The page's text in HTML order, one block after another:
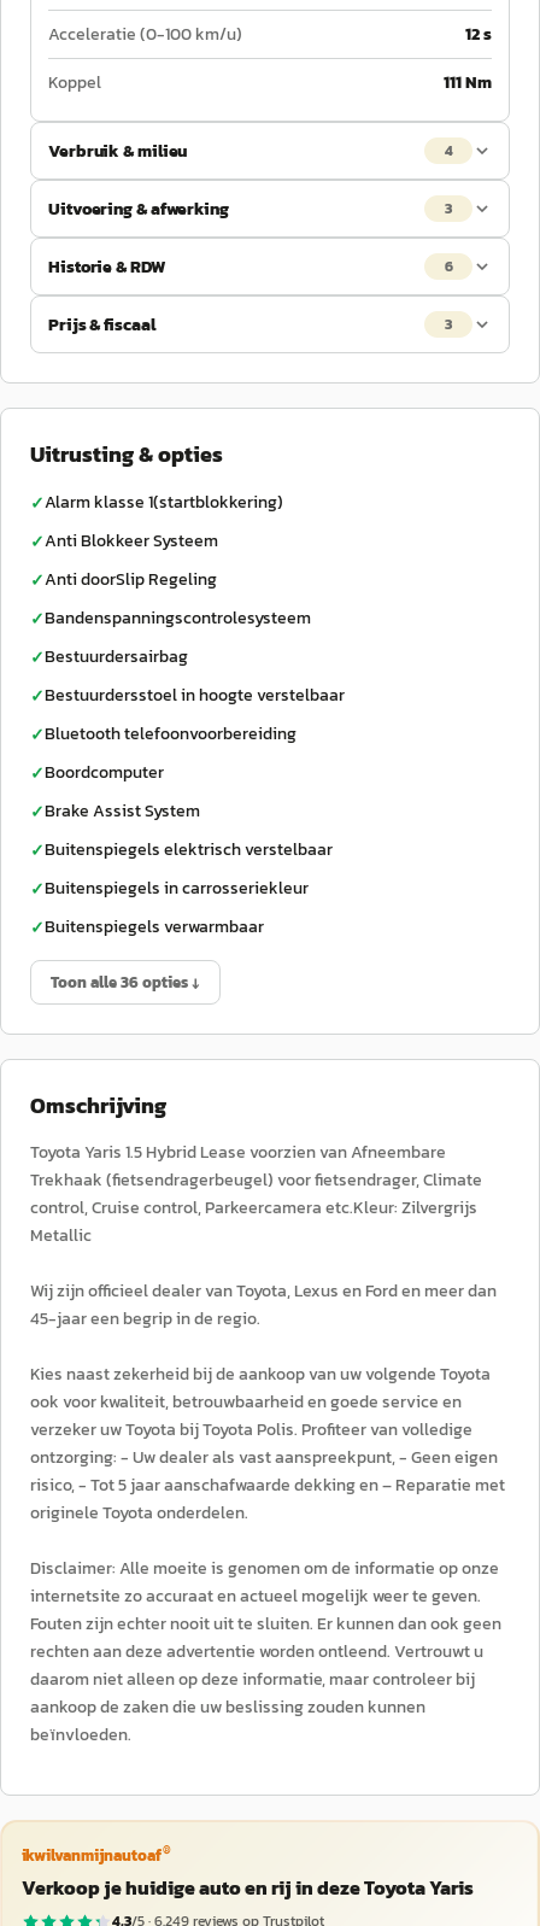
Acceleratie (0-100 km/u)
12 s
Koppel
111 Nm
Verbruik & milieu 4
Uitvoering & afwerking 3
Historie & RDW 6
Prijs & fiscaal 3
Uitrusting & opties
✓Alarm klasse 1(startblokkering)
✓Anti Blokkeer Systeem
✓Anti doorSlip Regeling
✓Bandenspanningscontrolesysteem
✓Bestuurdersairbag
✓Bestuurdersstoel in hoogte verstelbaar
✓Bluetooth telefoonvoorbereiding
✓Boordcomputer
✓Brake Assist System
✓Buitenspiegels elektrisch verstelbaar
✓Buitenspiegels in carrosseriekleur
✓Buitenspiegels verwarmbaar
Toon alle 36 opties ↓
Omschrijving
Toyota Yaris 1.5 Hybrid Lease voorzien van Afneembare
Trekhaak (fietsendragerbeugel) voor fietsendrager, Climate
control, Cruise control, Parkeercamera etc.Kleur: Zilvergrijs
Metallic
Wij zijn officieel dealer van Toyota, Lexus en Ford en meer dan
45-jaar een begrip in de regio.
Kies naast zekerheid bij de aankoop van uw volgende Toyota
ook voor kwaliteit, betrouwbaarheid en goede service en
verzeker uw Toyota bij Toyota Polis. Profiteer van volledige
ontzorging: - Uw dealer als vast aanspreekpunt, - Geen eigen
risico, - Tot 5 jaar aanschafwaarde dekking en – Reparatie met
originele Toyota onderdelen.
Disclaimer: Alle moeite is genomen om de informatie op onze
internetsite zo accuraat en actueel mogelijk weer te geven.
Fouten zijn echter nooit uit te sluiten. Er kunnen dan ook geen
rechten aan deze advertentie worden ontleend. Vertrouwt u
daarom niet alleen op deze informatie, maar controleer bij
aankoop de zaken die uw beslissing zouden kunnen
beïnvloeden.
ikwilvanmijnautoaf®
Verkoop je huidige auto en rij in deze Toyota Yaris
4,3/5 ·6.249reviews op Trustpilot